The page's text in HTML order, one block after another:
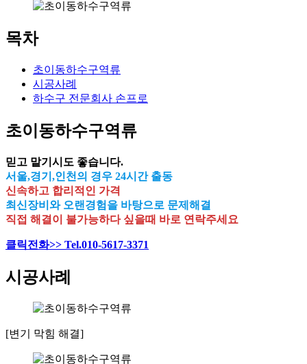
목차
초이동하수구역류
시공사례
하수구 전문회사 손프로
초이동하수구역류
믿고 맡기시도 좋습니다.
서울,경기,인천의 경우 24시간 출동
신속하고 합리적인 가격
최신장비와 오랜경험을 바탕으로 문제해결
직접 해결이 불가능하다 싶을때 바로 연락주세요
클릭전화>> Tel.010-5617-3371
시공사례
[변기 막힘 해결]